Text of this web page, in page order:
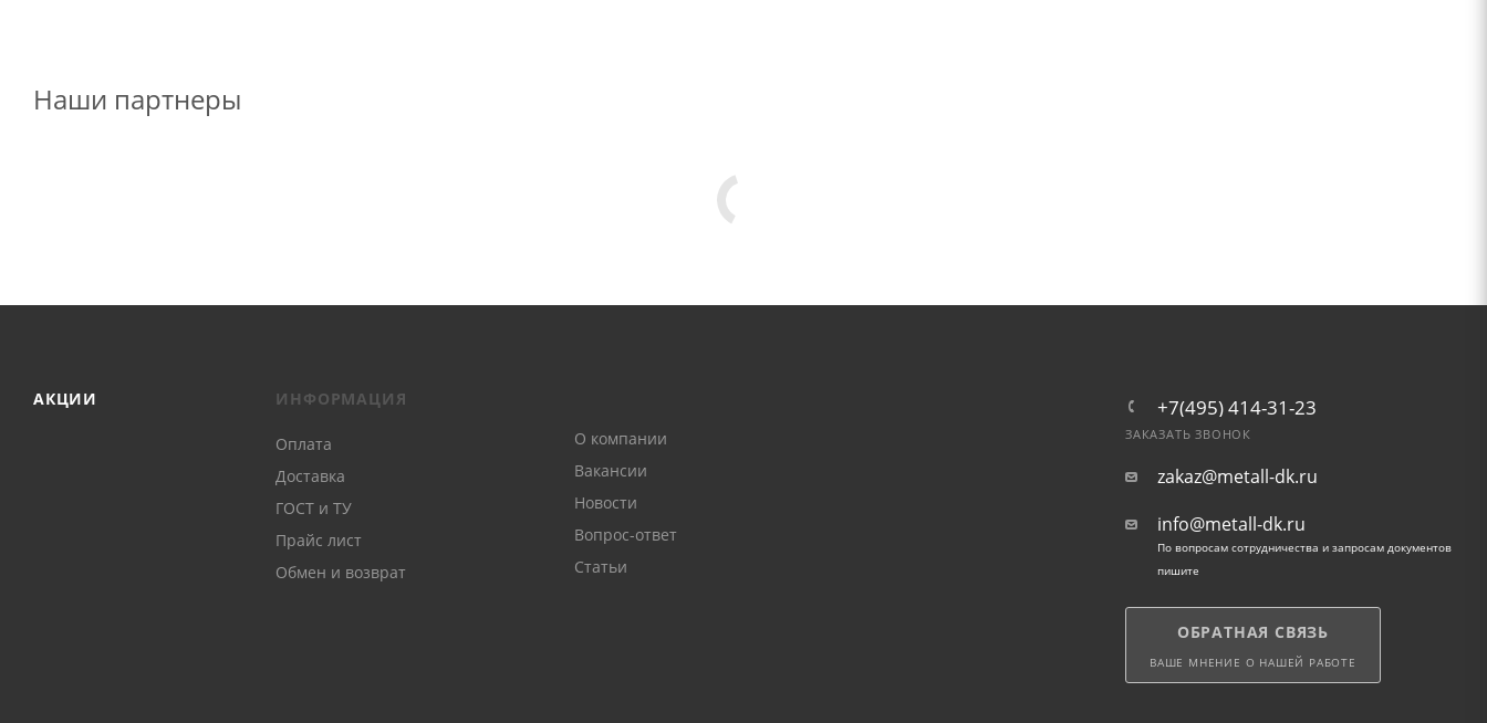
Наши партнеры
АКЦИИ ИНФОРМАЦИЯ
Оплата
Доставка
ГОСТ и ТУ
Прайс лист
Обмен и возврат
О компании
Вакансии
Новости
Вопрос-ответ
Статьи
+7(495) 414-31-23
ЗАКАЗАТЬ ЗВОНОК
zakaz@metall-dk.ru
info@metall-dk.ru
По вопросам сотрудничества и запросам документов
пишите
ОБРАТНАЯ СВЯЗЬ
ВАШЕ МНЕНИЕ О НАШЕЙ РАБОТЕ